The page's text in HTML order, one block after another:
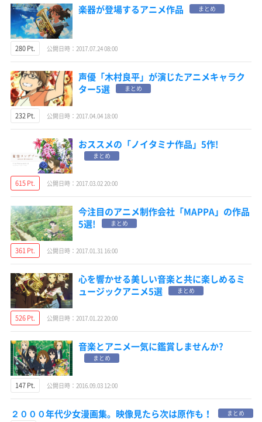
楽器が登場するアニメ作品 まとめ
280 Pt. 公開日時：2017.07.24 08:00
声優「木村良平」が演じたアニメキャラク
ター5選
まとめ
232 Pt. 公開日時：2017.04.04 18:00
おススメの「ノイタミナ作品」5作!
まとめ
615 Pt. 公開日時：2017.03.02 20:00
今注目のアニメ制作会社「MAPPA」の作品
5選!
まとめ
361 Pt. 公開日時：2017.01.31 16:00
心を響かせる美しい音楽と共に楽しめるミ
ュージックアニメ5選
まとめ
526 Pt. 公開日時：2017.01.22 20:00
音楽とアニメ一気に鑑賞しませんか?
まとめ
147 Pt. 公開日時：2016.09.03 12:00
２０００年代少女漫画集。映像見たら次は原作も！ まとめ